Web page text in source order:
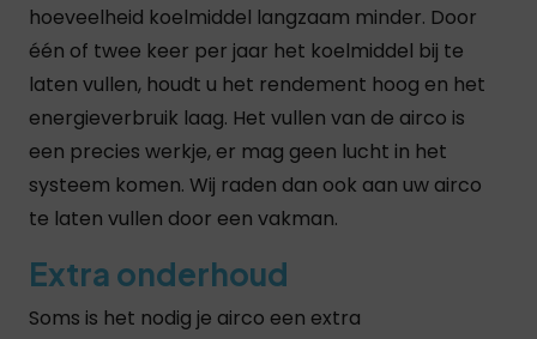
hoeveelheid koelmiddel langzaam minder. Door
één of twee keer per jaar het koelmiddel bij te
laten vullen, houdt u het rendement hoog en het
energieverbruik laag. Het vullen van de airco is
een precies werkje, er mag geen lucht in het
systeem komen. Wij raden dan ook aan uw airco
te laten vullen door een vakman.
Extra onderhoud
Soms is het nodig je airco een extra